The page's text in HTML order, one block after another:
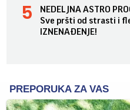
NEDELJNA ASTRO
Sve pršti od strasti i
IZNENAĐENJE!